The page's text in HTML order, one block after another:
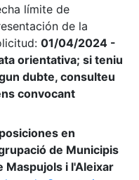
límite de
de la
01/04/2024 -
orientativa; si teniu
dubte, consulteu
convocant
en
de Municipis
Maspujols i l'Aleixar